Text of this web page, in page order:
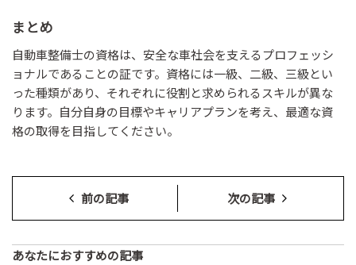
まとめ
自動車整備士の資格は、安全な車社会を支えるプロフェッシ
ョナルであることの証です。資格には一級、二級、三級とい
った種類があり、それぞれに役割と求められるスキルが異な
ります。自分自身の目標やキャリアプランを考え、最適な資
格の取得を目指してください。
前の記事 次の記事
あなたにおすすめの記事